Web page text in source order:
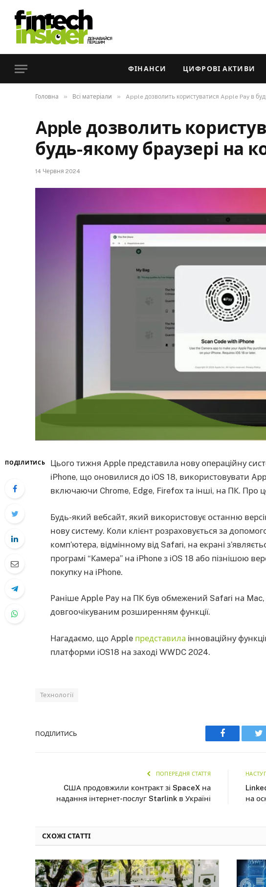
ФІНАНСИ ЦИФРОВІ АКТИВИ
Головна » Всі матеріали » Apple дозволить користуватися Apple Pay в
Apple дозволить
будь-якому браузері на
14 Червня 2024
ПОДІЛИТИСЬ
Цього тижня Apple представила нову операційну
iPhone, що оновилися до iOS 18, використовувати
включаючи Chrome, Edge, Firefox та інші, на ПК. Про
Будь-який вебсайт, який використовує останню
нову систему. Коли клієнт розраховується за
комп’ютера, відмінному від Safari, на екрані
програмі “Камера” на iPhone з iOS 18 або пізнішою
покупку на iPhone.
Раніше Apple Pay на ПК був обмежений Safari на
довгоочікуваним розширенням функції.
Нагадаємо, що Apple представила інноваційну
платформи iOS18 на заході WWDC 2024.
Технології
ПОДІЛИТИСЬ Facebook
ПОПЕРЕДНЯ СТАТТЯ
CША продовжили контракт зі SpaceX на
надання інтернет-послуг Starlink в Україні
на
СХОЖІ СТАТТІ